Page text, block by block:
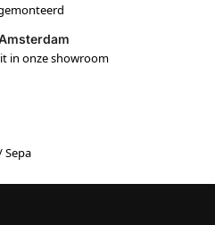
in onze showroom
Sepa